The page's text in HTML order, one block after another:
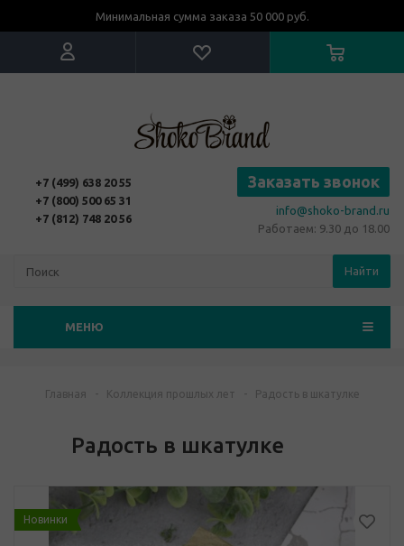
Минимальная сумма заказа 50 000 руб.
+7 (499) 638 20 55
+7 (800) 500 65 31
+7 (812) 748 20 56
Заказать звонок
info@shoko-brand.ru
Работаем: 9.30 до 18.00
Найти
МЕНЮ
Главная - Коллекция прошлых лет - Радость в шкатулке
Радость в шкатулке
Новинки